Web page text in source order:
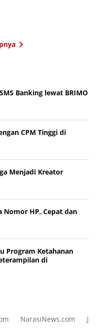
Banking lewat BRIMO
CPM Tinggi di
Menjadi Kreator
Nomor HP, Cepat dan
Program Ketahanan
di
NarasiNews.com